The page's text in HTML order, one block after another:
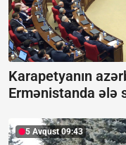
Karapetyanın
Ermənistanda ələ
5 Avqust 09:43